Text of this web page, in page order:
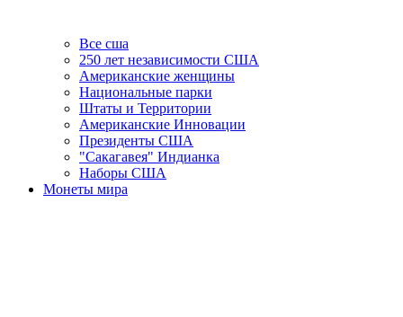
Все сша
250 лет независимости США
Американские женщины
Национальные парки
Штаты и Территории
Американские Инновации
Президенты США
"Сакагавея" Индианка
Наборы США
Монеты мира